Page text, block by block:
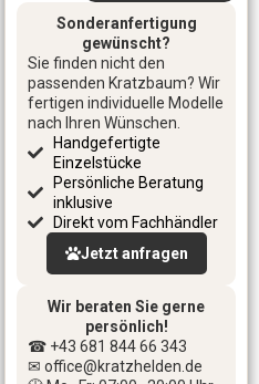
Sonderanfertigung
gewünscht?
Sie finden nicht den
passenden Kratzbaum? Wir
fertigen individuelle Modelle
nach Ihren Wünschen.
Handgefertigte
Einzelstücke
Persönliche Beratung
inklusive
Direkt vom Fachhändler
Jetzt anfragen
Wir beraten Sie gerne
persönlich!
☎ +43 681 844 66 343
✉ office@kratzhelden.de